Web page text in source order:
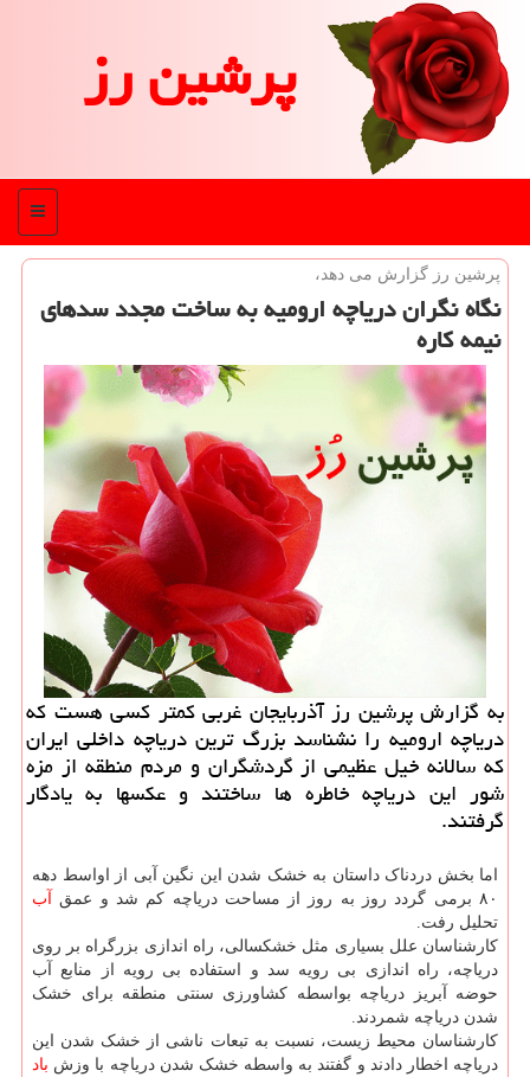
پرشین رز
منو
پرشین رز گزارش می دهد،
نگاه نگران دریاچه ارومیه به ساخت مجدد سدهای
نیمه كاره
به گزارش پرشین رز آذربایجان غربی كمتر كسی هست كه
دریاچه ارومیه را نشناسد بزرگ ترین دریاچه داخلی ایران
كه سالانه خیل عظیمی از گردشگران و مردم منطقه از مزه
شور این دریاچه خاطره ها ساختند و عكسها به یادگار
گرفتند.
اما بخش دردناک داستان به خشک شدن این نگین آبی از اواسط دهه
۸۰ برمی گردد روز به روز از مساحت دریاچه کم شد و عمق
آب
تحلیل رفت.
کارشناسان علل بسیاری مثل خشکسالی، راه اندازی بزرگراه بر روی
دریاچه، راه اندازی بی رویه سد و استفاده بی رویه از منابع آب
حوضه آبریز دریاچه بواسطه کشاورزی سنتی منطقه برای خشک
شدن دریاچه شمردند.
کارشناسان محیط زیست، نسبت به تبعات ناشی از خشک شدن این
دریاچه اخطار دادند و گفتند به واسطه خشک شدن دریاچه با وزش باد